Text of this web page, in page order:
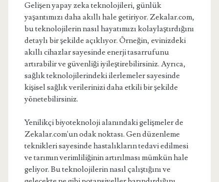
Gelişen yapay zeka teknolojileri, günlük
yaşantımızı daha akıllı hale getiriyor. Zekalar.com,
bu teknolojilerin nasıl hayatımızı kolaylaştırdığını
detaylı bir şekilde açıklıyor. Örneğin, evinizdeki
akıllı cihazlar sayesinde enerji tasarrufunu
artırabilir ve güvenliği iyileştirebilirsiniz. Ayrıca,
sağlık teknolojilerindeki ilerlemeler sayesinde
kişisel sağlık verilerinizi daha etkili bir şekilde
yönetebilirsiniz.
Yenilikçi biyoteknoloji alanındaki gelişmeler de
Zekalar.com'un odak noktası. Gen düzenleme
teknikleri sayesinde hastalıkların tedavi edilmesi
ve tarımın verimliliğinin artırılması mümkün hale
geliyor. Bu teknolojilerin nasıl çalıştığını ve